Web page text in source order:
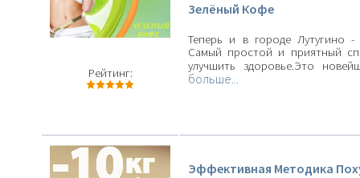
Рейтинг:
Зелёный Кофе
Теперь и в городе Лутугино
Самый простой и приятный
улучшить здоровье.Это
больше...
Эффективная Методика